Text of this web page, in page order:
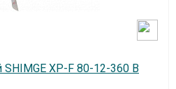
XP-F 80-12-360 B